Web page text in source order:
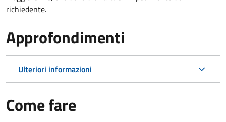
richiedente.
Approfondimenti
Ulteriori informazioni
Come fare